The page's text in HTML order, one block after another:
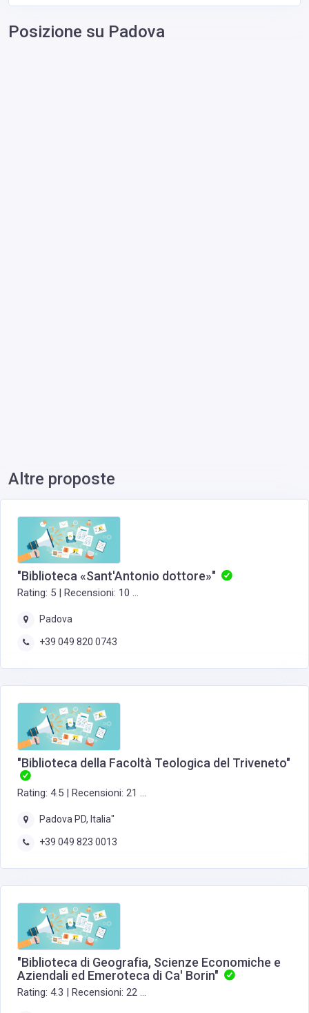
Posizione su Padova
Altre proposte
"Biblioteca «Sant'Antonio dottore»"
Rating: 5 | Recensioni: 10 ...
Padova
+39 049 820 0743
"Biblioteca della Facoltà Teologica del Triveneto"
Rating: 4.5 | Recensioni: 21 ...
Padova PD, Italia"
+39 049 823 0013
"Biblioteca di Geografia, Scienze Economiche e
Aziendali ed Emeroteca di Ca' Borin"
Rating: 4.3 | Recensioni: 22 ...